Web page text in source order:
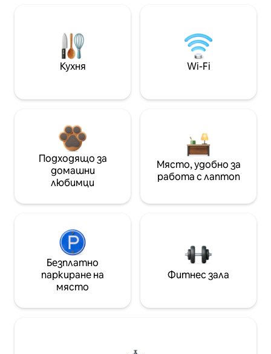
Кухня Wi-Fi
Подходящо за
домашни
любимци
Място, удобно за
работа с лаптоп
Безплатно
паркиране на
място
Фитнес зала